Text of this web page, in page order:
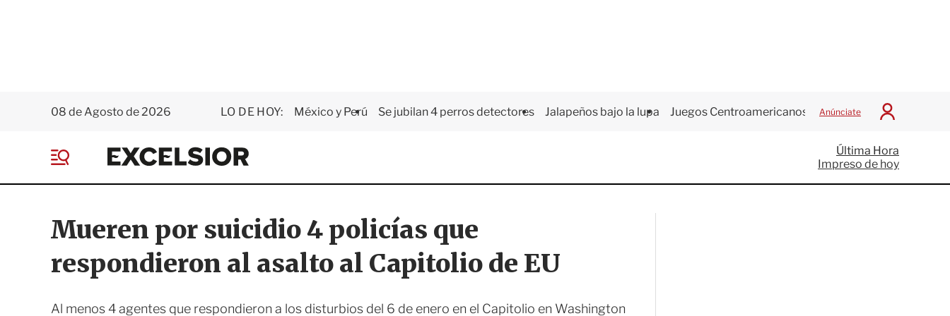
08 de Agosto de 2026 LO DE HOY: México y Perú Se jubilan 4 perros detectores Jalapeños bajo la lupa Juegos Centroamericanos Anúnciate
I
c
i
a
E
x
e
i
o
e
Última Hora
Impreso de hoy
Mueren por suicidio 4 policías que
respondieron al asalto al Capitolio de EU
Al menos 4 agentes que respondieron a los disturbios del 6 de enero en el Capitolio en Washington